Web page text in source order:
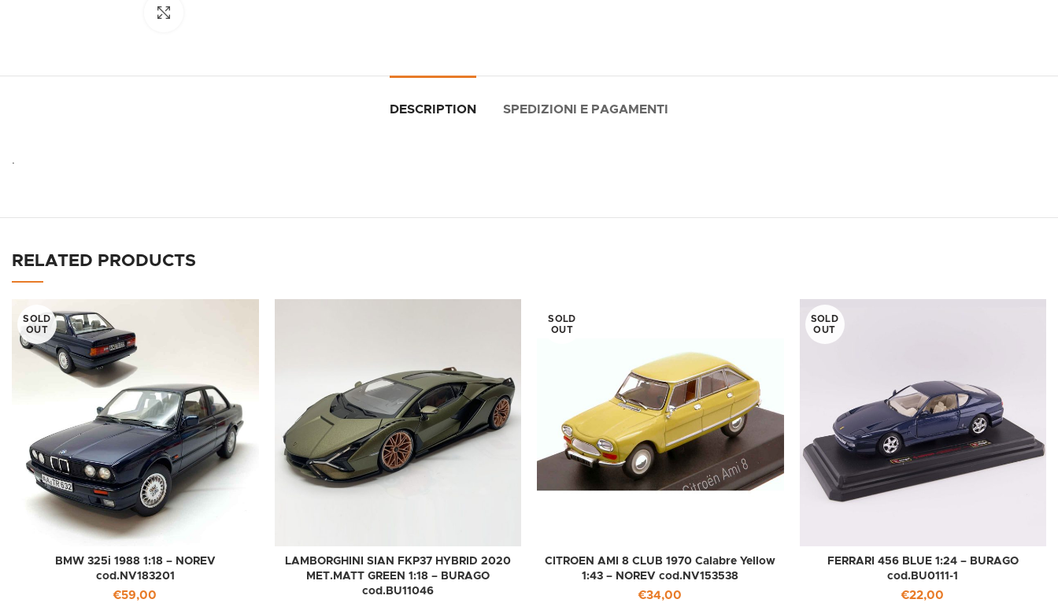
DESCRIPTION SPEDIZIONI E PAGAMENTI
.
RELATED PRODUCTS
SOLD
OUT
BMW 325i 1988 1:18 – NOREV
cod.NV183201
€59,00
LAMBORGHINI SIAN FKP37 HYBRID 2020
MET.MATT GREEN 1:18 – BURAGO
cod.BU11046
SOLD
OUT
CITROEN AMI 8 CLUB 1970 Calabre Yellow
1:43 – NOREV cod.NV153538
€34,00
SOLD
OUT
FERRARI 456 BLUE 1:24 – BURAGO
cod.BU0111-1
€22,00